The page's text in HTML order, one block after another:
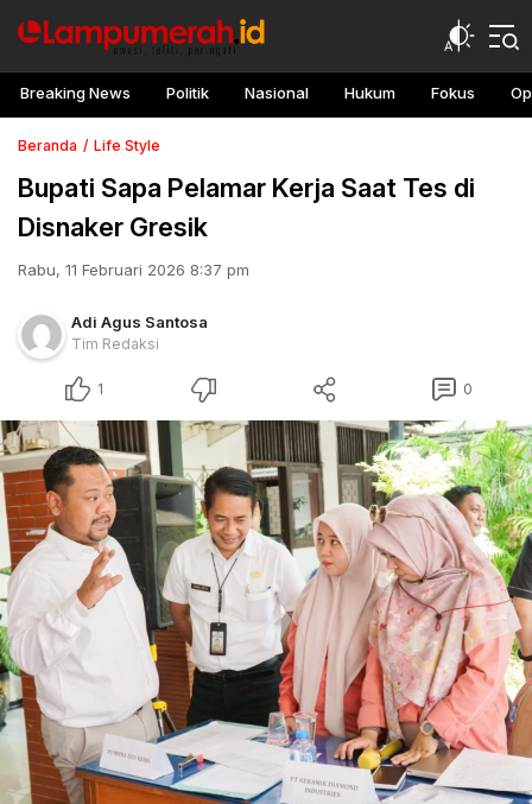
Breaking News Politik Nasional Hukum Fokus
Beranda Life Style
Bupati Sapa Pelamar Kerja Saat Tes di
Disnaker Gresik
Rabu, 11 Februari 2026 8:37 pm
Adi Agus Santosa
Tim Redaksi
1 0